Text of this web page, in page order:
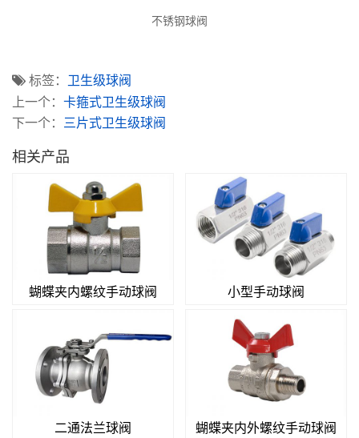
不锈钢球阀
标签： 卫生级球阀
上一个： 卡箍式卫生级球阀
下一个：
三片式卫生级球阀
相关产品
蝴蝶夹内螺纹手动球阀 小型手动球阀
二通法兰球阀 蝴蝶夹内外螺纹手动球阀